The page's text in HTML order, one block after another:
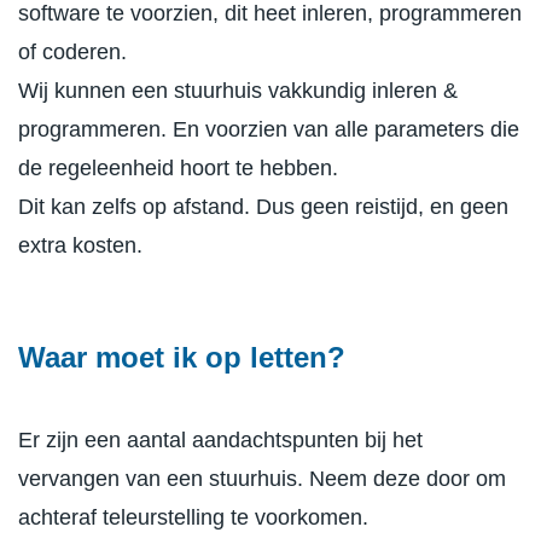
software te voorzien, dit heet inleren, programmeren
of coderen.
Wij kunnen een stuurhuis vakkundig inleren &
programmeren. En voorzien van alle parameters die
de regeleenheid hoort te hebben.
Dit kan zelfs op afstand. Dus geen reistijd, en geen
extra kosten.
Waar moet ik op letten?
Er zijn een aantal aandachtspunten bij het
vervangen van een stuurhuis. Neem deze door om
achteraf teleurstelling te voorkomen.